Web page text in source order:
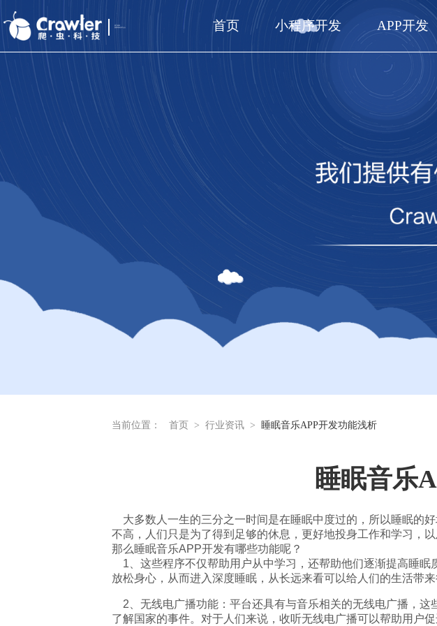
首页 小程序开发 APP开发
当前位置： 首页 > 行业资讯 > 睡眠音乐APP开发功能浅析
睡眠音乐
大多数人一生的三分之一时间是在睡眠中度过的，所以睡眠的
不高，人们只是为了得到足够的休息，更好地投身工作和学习，
那么睡眠音乐APP开发有哪些功能呢？
1、这些程序不仅帮助用户从中学习，还帮助他们逐渐提高睡眠
放松身心，从而进入深度睡眠，从长远来看可以给人们的生活带来
2、无线电广播功能：平台还具有与音乐相关的无线电广播，这
了解国家的事件。对于人们来说，收听无线电广播可以帮助用户